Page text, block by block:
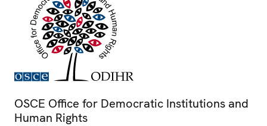
OSCE Office for Democratic Institutions and
Human Rights